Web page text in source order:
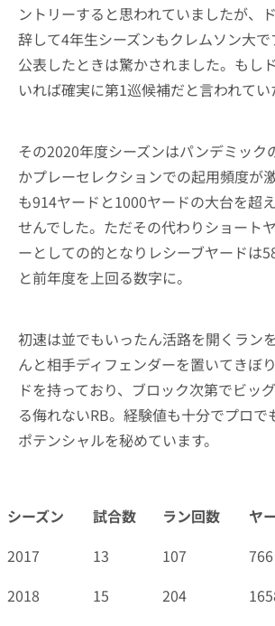
ントリーすると思われていましたが、
辞して4年生シーズンもクレムソン大
公表したときは驚かされました。もし
いれば確実に第1巡候補だと言われてい
その2020年度シーズンはパンデミック
かプレーセレクションでの起用頻度が
も914ヤードと1000ヤードの大台を超
せんでした。ただその代わりショート
ーとしての的となりレシーブヤードは
と前年度を上回る数字に。
初速は並でもいったん活路を開くラン
んと相手ディフェンダーを置いてきぼ
ドを持っており、ブロック次第でビッ
る侮れないRB。経験値も十分でプロで
ポテンシャルを秘めています。
シーズン 試合数 ラン回数 ヤ
シーズン
試合数 ラン回数 ヤー
2017 13 107 766
2018
15 204